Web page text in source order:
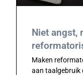
Niet angst,
Maken
aan taalgebruik